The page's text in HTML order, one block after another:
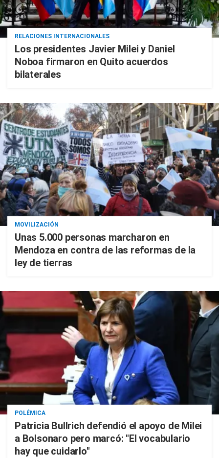
RELACIONES INTERNACIONALES
Los presidentes Javier Milei y Daniel
Noboa firmaron en Quito acuerdos
bilaterales
MOVILIZACIÓN
Unas 5.000 personas marcharon en
Mendoza en contra de las reformas de la
ley de tierras
POLÉMICA
Patricia Bullrich defendió el apoyo de Milei
a Bolsonaro pero marcó: "El vocabulario
hay que cuidarlo"